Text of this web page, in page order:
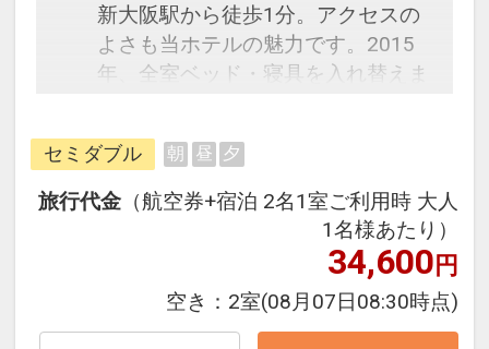
新大阪駅から徒歩1分。アクセスの
よさも当ホテルの魅力です。2015
年、全室ベッド・寝具を入れ替えま
ータ社製。またお部屋のバスルーム
は全室≪ミラブルシャワーヘッド≫
を完備！
※セミツインルームは、シングルル
ームにエキストラベットを入れたお
部屋になります。
※バンクベットルームは、２段ベッ
セミダブル 朝 昼 夕
旅行代金 （航空券+宿泊 2名1室ご利用時 大人
1名様あたり）
34,600円
空き： 2室(08月07日08:30時点)